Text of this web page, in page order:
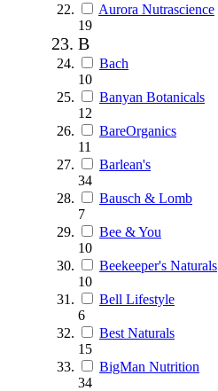
Aurora Nutrascience
19
B
Bach
10
Banyan Botanicals
12
BareOrganics
11
Barlean's
34
Bausch & Lomb
7
Bee & You
10
Beekeeper's Naturals
10
Bell Lifestyle
6
Best Naturals
15
BigMan Nutrition
34